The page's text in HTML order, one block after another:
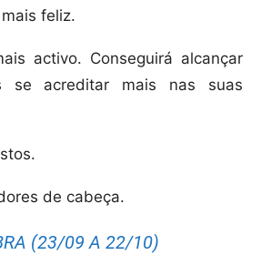
feliz.
activo. Conseguirá alcançar
se acreditar mais nas suas
de cabeça.
(23/09 A 22/10)